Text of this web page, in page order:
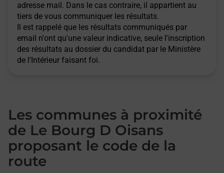
adresse mail. Dans le cas contraire, il appartient au
tiers de vous communiquer les résultats.
Il est rappelé que les résultats communiqués par
email n'ont qu'une valeur indicative, seule l'inscription
des résultats au dossier du candidat par le Ministère
de l'Intérieur faisant foi.
Les communes à proximité
de Le Bourg D Oisans
proposant le code de la
route